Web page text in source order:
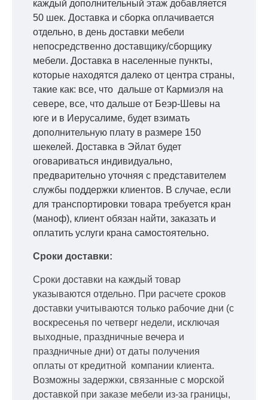
каждый дополнительный этаж добавляется
50 шек. Доставка и сборка оплачивается
отдельно, в день доставки мебели
непосредственно доставщику/сборщику
мебели. Доставка в населенные пункты,
которые находятся далеко от центра страны,
такие как: все, что дальше от Кармиэля на
севере, все, что дальше от Беэр-Шевы на
юге и в Иерусалиме, будет взимать
дополнительную плату в размере 150
шекелей. Доставка в Эйлат будет
оговариваться индивидуально,
предварительно уточняя с представителем
службы поддержки клиентов. В случае, если
для транспортировки товара требуется кран
(маноф), клиент обязан найти, заказать и
оплатить услуги крана самостоятельно.
Сроки доставки:
Сроки доставки на каждый товар
указываются отдельно. При расчете сроков
доставки учитываются только рабочие дни (с
воскресенья по четверг недели, исключая
выходные, праздничные вечера и
праздничные дни) от даты получения
оплаты от кредитной компании клиента.
Возможны задержки, связанные с морской
доставкой при заказе мебели из-за границы,